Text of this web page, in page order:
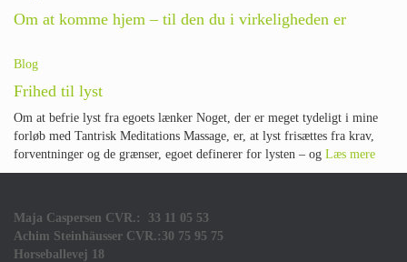
Om at komme hjem – til den du i virkeligheden er
Blog
Frihed til lyst
Om at befrie lyst fra egoets lænker Noget, der er meget tydeligt i mine
forløb med Tantrisk Meditations Massage, er, at lyst frisættes fra krav,
forventninger og de grænser, egoet definerer for lysten – og Læs mere
Maja Caspersen CVR.: 33 11 05 53
Achim Steinhäusser CVR.:30 75 95 75
Horseballevej 18